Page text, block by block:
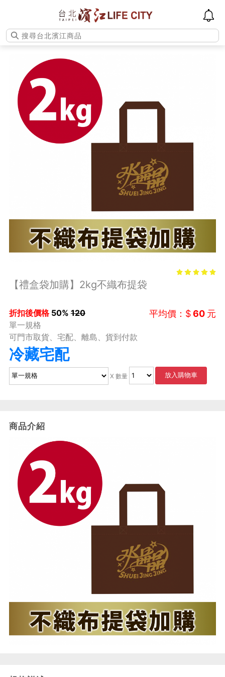
【禮盒袋加購】2kg不織布提袋
折扣後價格 50% 120
單一規格
平均價：$60 元
可門市取貨、宅配、離島、貨到付款
冷藏宅配
X 數量 放入購物車
商品介紹